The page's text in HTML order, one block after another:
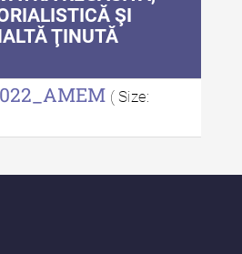
ŞI
ŢINUTĂ
( Size: